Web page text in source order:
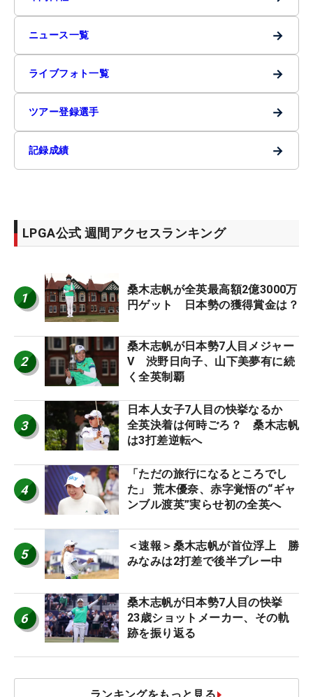
ニュース一覧 →
ライブフォト一覧 →
ツアー登録選手 →
記録成績 →
LPGA公式 週間アクセスランキング
1
桑木志帆が全英最高額2億3000万
円ゲット 日本勢の獲得賞金は？
2
桑木志帆が日本勢7人目メジャー
V 渋野日向子、山下美夢有に続
く全英制覇
3
日本人女子7人目の快挙なるか
全英決着は何時ごろ？ 桑木志帆
は3打差逆転へ
4
「ただの旅行になるところでし
た」 荒木優奈、赤字覚悟の“ギャ
ンブル渡英”実らせ初の全英へ
5
＜速報＞桑木志帆が首位浮上 勝
みなみは2打差で後半プレー中
6
桑木志帆が日本勢7人目の快挙
23歳ショットメーカー、その軌
跡を振り返る